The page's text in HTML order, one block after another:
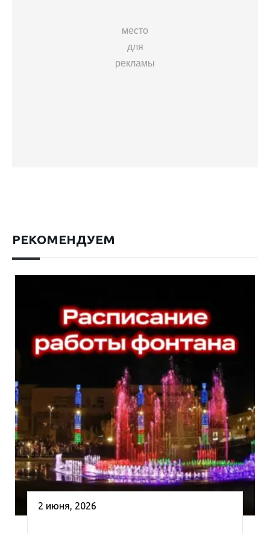
место
для
рекламы
РЕКОМЕНДУЕМ
2 июня, 2026